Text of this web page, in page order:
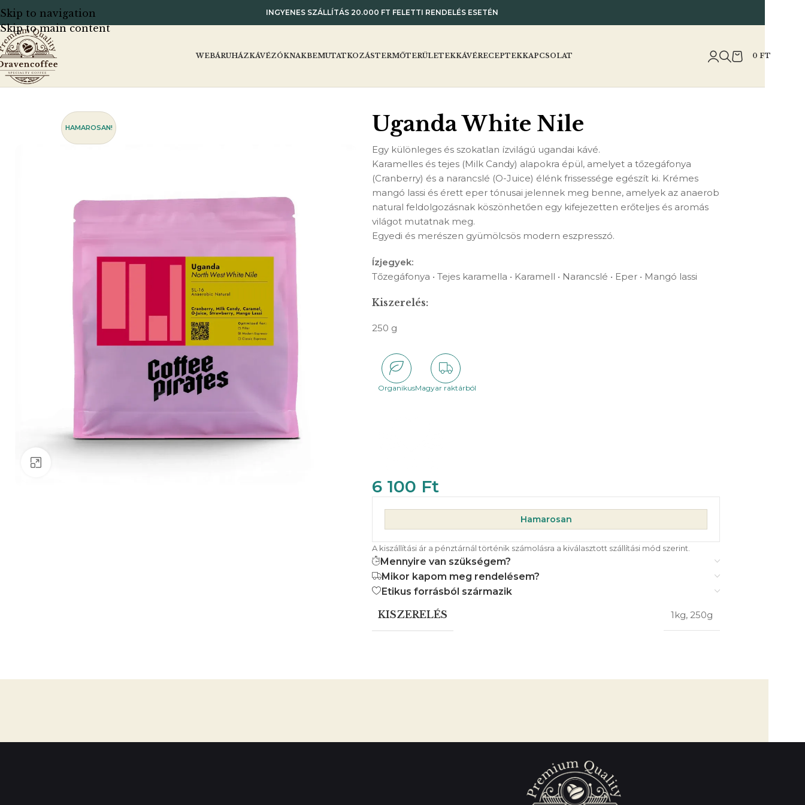
Skip to navigation
Skip to main content
INGYENES SZÁLLÍTÁS 20.000 FT FELETTI RENDELÉS ESETÉN
WEBÁRUHÁZKÁVÉZÓKNAKBEMUTATKOZÁSTERMŐTERÜLETEKKÁVÉRECEPTEKKAPCSOLAT 0 FT
Kezdőlap Coffee Pirates
HAMAROSAN! Uganda White Nile
Egy különleges és szokatlan ízvilágú ugandai kávé.
Karamelles és tejes (Milk Candy) alapokra épül, amelyet a tőzegáfonya
(Cranberry) és a narancslé (O-Juice) élénk frissessége egészít ki. Krémes
mangó lassi és érett eper tónusai jelennek meg benne, amelyek az anaerob
natural feldolgozásnak köszönhetően egy kifejezetten erőteljes és aromás
világot mutatnak meg.
Egyedi és merészen gyümölcsös modern eszpresszó.
Ízjegyek:
Tőzegáfonya • Tejes karamella • Karamell • Narancslé • Eper • Mangó lassi
Kiszerelés:
250 g
OrganikusMagyar raktárból
6 100 Ft
A kiszállítási ár a pénztárnál történik számolásra a kiválasztott szállítási mód szerint.
Mennyire van szükségem?
Mikor kapom meg rendelésem?
Etikus forrásból származik
KISZERELÉS 1kg, 250g